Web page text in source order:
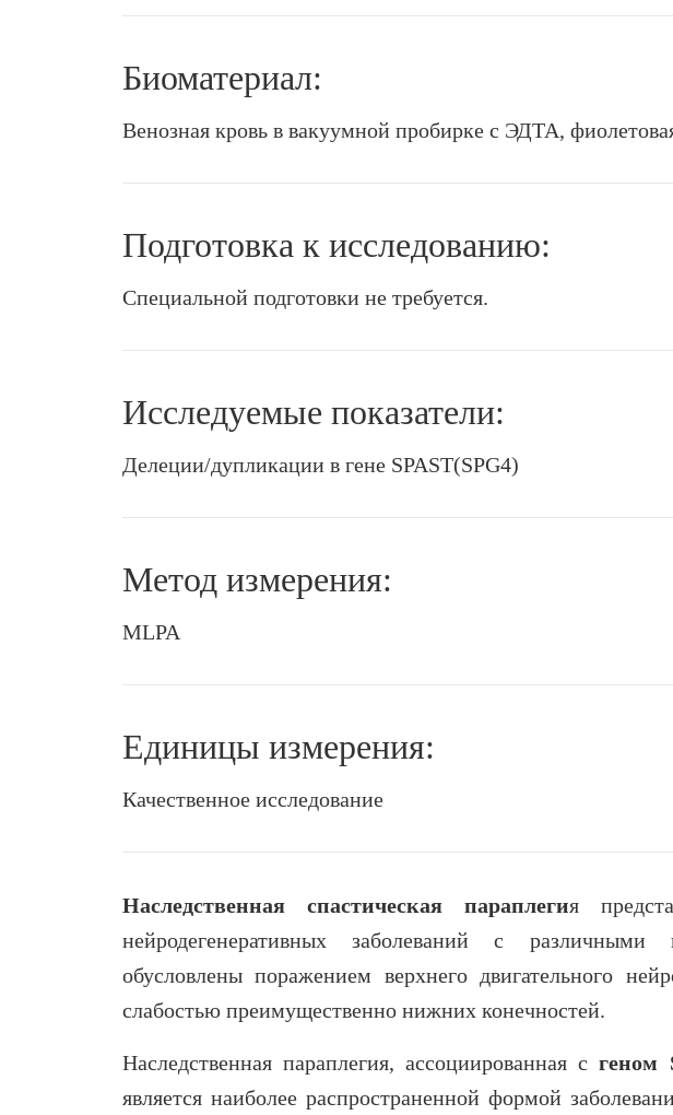
Биоматериал:
Венозная кровь в вакуумной пробирке с ЭДТА,
Подготовка к исследованию:
Специальной подготовки не требуется.
Исследуемые показатели:
Делеции/дупликации в гене SPAST(SPG4)
Метод измерения:
MLPA
Единицы измерения:
Качественное исследование
Наследственная спастическая параплегия
нейродегенеративных заболеваний с различными
обусловлены поражением верхнего двигательного
слабостью преимущественно нижних конечностей.
Наследственная параплегия, ассоциированная сгеном
является наиболее распространенной формой